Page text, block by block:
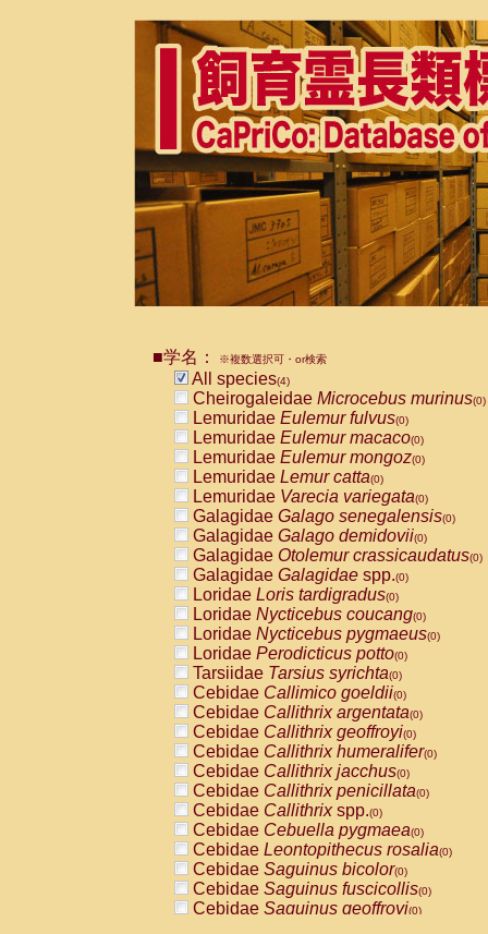
■学名： ※複数選択可・or検索
All species(4)
Cheirogaleidae Microcebus murinus(0)
Lemuridae Eulemur fulvus(0)
Lemuridae Eulemur macaco(0)
Lemuridae Eulemur mongoz(0)
Lemuridae Lemur catta(0)
Lemuridae Varecia variegata(0)
Galagidae Galago senegalensis(0)
Galagidae Galago demidovii(0)
Galagidae Otolemur crassicaudatus(0)
Galagidae Galagidae spp.(0)
Loridae Loris tardigradus(0)
Loridae Nycticebus coucang(0)
Loridae Nycticebus pygmaeus(0)
Loridae Perodicticus potto(0)
Tarsiidae Tarsius syrichta(0)
Cebidae Callimico goeldii(0)
Cebidae Callithrix argentata(0)
Cebidae Callithrix geoffroyi(0)
Cebidae Callithrix humeralifer(0)
Cebidae Callithrix jacchus(0)
Cebidae Callithrix penicillata(0)
Cebidae Callithrixspp.(0)
Cebidae Cebuella pygmaea(0)
Cebidae Leontopithecus rosalia(0)
Cebidae Saguinus bicolor(0)
Cebidae Saguinus fuscicollis(0)
Cebidae Saguinus geoffroyi(0)